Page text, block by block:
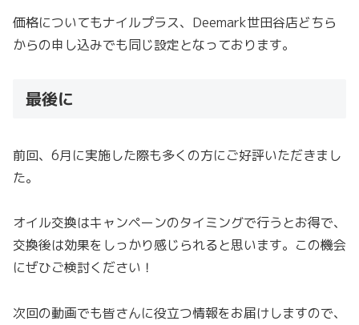
価格についてもナイルプラス、Deemark世田谷店どちら
からの申し込みでも同じ設定となっております。
最後に
前回、6月に実施した際も多くの方にご好評いただきまし
た。
オイル交換はキャンペーンのタイミングで行うとお得で、
交換後は効果をしっかり感じられると思います。この機会
にぜひご検討ください！
次回の動画でも皆さんに役立つ情報をお届けしますので、